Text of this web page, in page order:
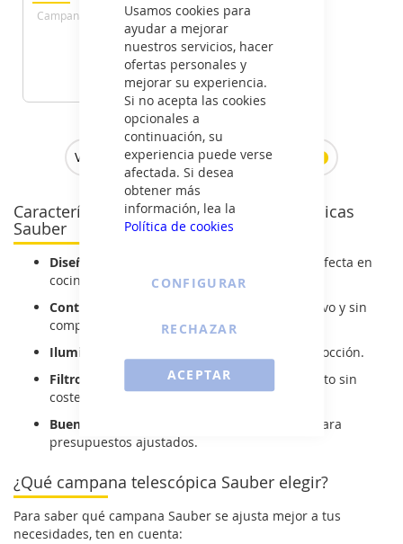
Usamos cookies para
ayudar a mejorar
nuestros servicios, hacer
ofertas personales y
mejorar su experiencia.
Si no acepta las cookies
opcionales a
continuación, su
experiencia puede verse
afectada. Si desea
obtener más
información, lea la
Política de cookies
ACEPTAR
CONFIGURAR
RECHAZAR
Campana Telescopica Ancho
60 Cm Inox
VER DETALLE
109
€
Ver todas las campanas telescópicas >
Características de las campanas telescópicas
Sauber
Diseño extensible y discreto:
integración perfecta en
cocinas sencillas.
Controles mecánicos simples:
manejo intuitivo y sin
complicaciones.
Iluminación LED:
luz clara sobre la zona de cocción.
Filtros metálicos lavables: fácil mantenimiento sin
costes añadidos.
Buena relación funcionalidad/precio:
ideal para
presupuestos ajustados.
¿Qué campana telescópica Sauber elegir?
Para saber qué campana Sauber se ajusta mejor a tus
necesidades, ten en cuenta: